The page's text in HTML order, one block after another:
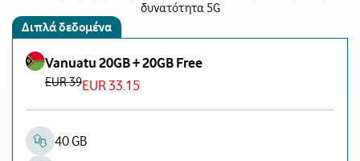
δυνατότητα 5G
Διπλά δεδομένα
Vanuatu 20GB + 20GB Free
EUR 39EUR 33.15
40 GB